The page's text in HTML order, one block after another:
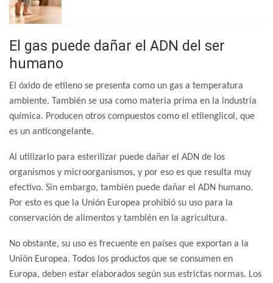
El gas puede dañar el ADN del ser
humano
El óxido de etileno se presenta como un gas a temperatura
ambiente. También se usa como materia prima en la industria
química. Producen otros compuestos como el etilenglicol, que
es un anticongelante.
Al utilizarlo para esterilizar puede dañar el ADN de los
organismos y microorganismos, y por eso es que resulta muy
efectivo. Sin embargo, también puede dañar el ADN humano.
Por esto es que la Unión Europea prohibió su uso para la
conservación de alimentos y también en la agricultura.
No obstante, su uso es frecuente en países que exportan a la
Unión Europea. Todos los productos que se consumen en
Europa, deben estar elaborados según sus estrictas normas. Los